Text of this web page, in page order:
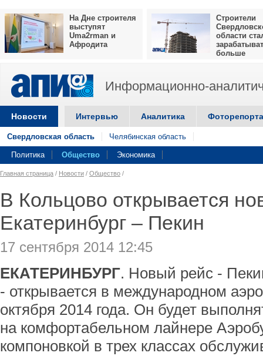
На Дне строителя
выступят
Uma2rman и
Афродита
Строители
области
больше
Информационно-
Новости Интервью Аналитика
Свердловская область Челябинская область
Политика Общество Экономика
Главная страница / Новости / Общество /
В Кольцово открывается
Екатеринбург – Пекин
17 сентября 2014 12:45
ЕКАТЕРИНБУРГ. Новый рейс -
- открывается в международном
октября 2014 года. Он будет
на комфортабельном лайнере
компоновкой в трех классах